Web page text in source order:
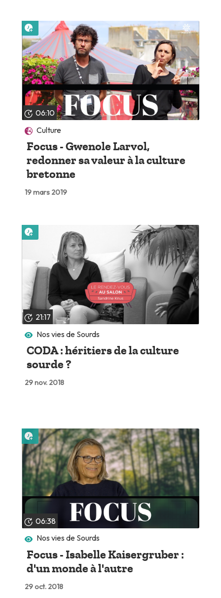
06:10
Culture
Focus - Gwenole Larvol,
redonner sa valeur à la culture
bretonne
19 mars 2019
Lire plus tard
21:17
Nos vies de Sourds
CODA : héritiers de la culture
sourde ?
29 nov. 2018
06:38
Nos vies de Sourds
Focus - Isabelle Kaisergruber :
d'un monde à l'autre
29 oct. 2018
Lire plus tard